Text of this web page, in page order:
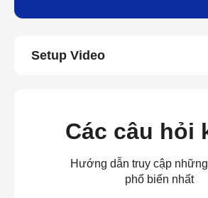
Setup Video
Các câu hỏi
Hướng dẫn truy cập
phổ biến nhất